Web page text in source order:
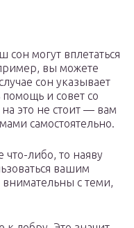
могут вплетаться
вы можете
сон указывает
и совет со
это не стоит — вам
самостоятельно.
что-либо, то наяву
вашим
с теми,